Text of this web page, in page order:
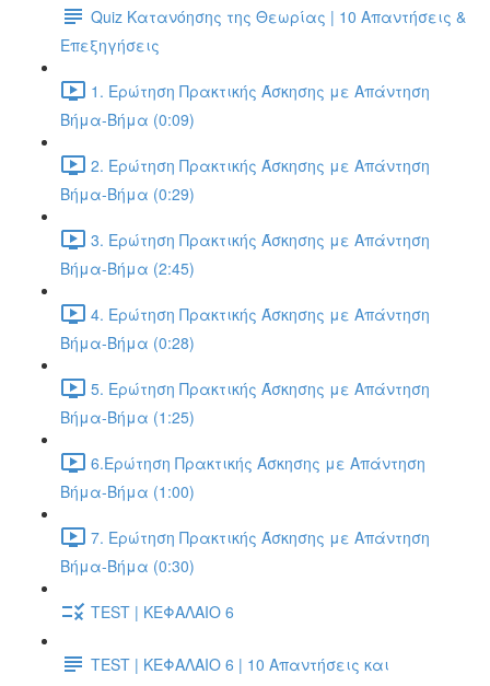
Quiz Κατανόησης της Θεωρίας | 10 Απαντήσεις &
Επεξηγήσεις
1. Ερώτηση Πρακτικής Άσκησης με Απάντηση
Βήμα-Βήμα (0:09)
2. Ερώτηση Πρακτικής Άσκησης με Απάντηση
Βήμα-Βήμα (0:29)
3. Ερώτηση Πρακτικής Άσκησης με Απάντηση
Βήμα-Βήμα (2:45)
4. Ερώτηση Πρακτικής Άσκησης με Απάντηση
Βήμα-Βήμα (0:28)
5. Ερώτηση Πρακτικής Άσκησης με Απάντηση
Βήμα-Βήμα (1:25)
6.Ερώτηση Πρακτικής Άσκησης με Απάντηση
Βήμα-Βήμα (1:00)
7. Ερώτηση Πρακτικής Άσκησης με Απάντηση
Βήμα-Βήμα (0:30)
TEST | ΚΕΦΑΛΑΙΟ 6
TEST | ΚΕΦΑΛΑΙΟ 6 | 10 Απαντήσεις και